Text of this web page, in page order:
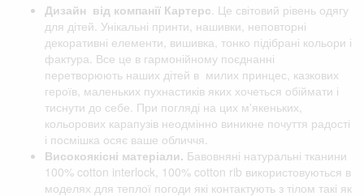
Дизайн від компанії Картерс . Це світовий рівень одягу
для дітей. Унікальні принти, нашивки, неповторні
декоративні елементи, вишивка, тонко підібрані кольори і
фактура. Все це в гармонійному поєднанні
перетворюють наших дітей в милих принцес, казкових
героїв, маленьких пухнастиків яких хочеться обіймати і
тиснути до себе. При погляді на цих м'якеньких,
кольорових карапузів неодмінно виникне почуття радості
і посмішка осяє ваше обличчя.
Високоякісні матеріали. Бавовняні натуральні тканини
100% cotton interlock, 100% cotton rib використовуються в
моделях для теплої погоди які контактують з тілом такі як